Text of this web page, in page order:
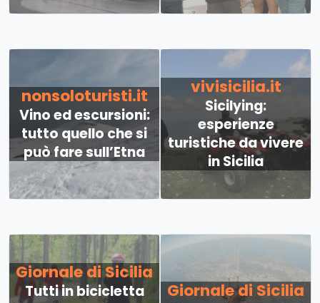
nonsoloturisti.it
Vino ed escursioni:
tutto quello che si
può fare sull’Etna
vivisicilia.it
Sicilying:
esperienze
turistiche da vivere
in Sicilia
Giornale di Sicilia
Tutti in bicicletta
Giornale di Sicilia